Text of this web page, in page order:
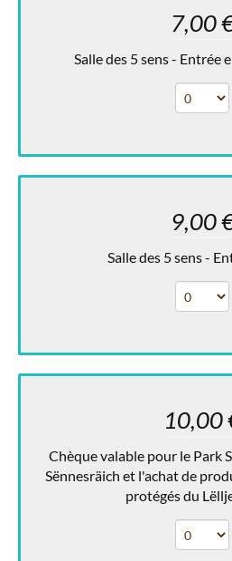
7,00
Salle des 5 sens - Entrée
9,00
Salle des 5 sens -
10,00
Chèque valable pour le Park
Sënnesräich et l'achat de
protégés du